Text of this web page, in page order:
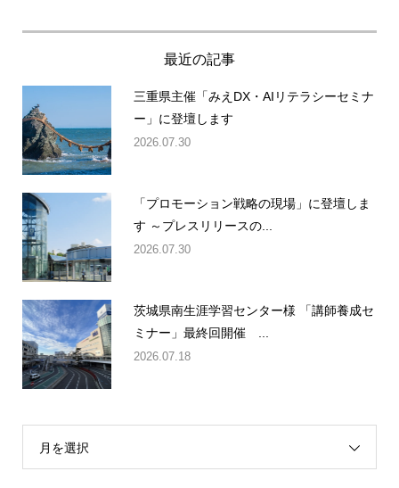
最近の記事
三重県主催「みえDX・AIリテラシーセミナ
ー」に登壇します
2026.07.30
「プロモーション戦略の現場」に登壇しま
す ～プレスリリースの...
2026.07.30
茨城県南生涯学習センター様 「講師養成セ
ミナー」最終回開催 ...
2026.07.18
月を選択